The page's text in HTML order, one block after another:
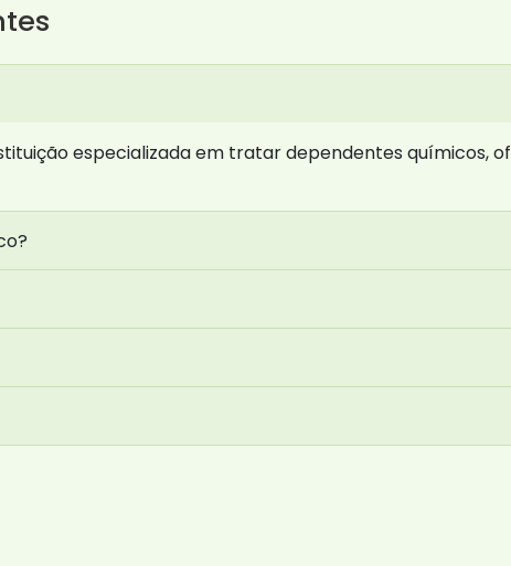
especializada em tratar dependentes químicos,